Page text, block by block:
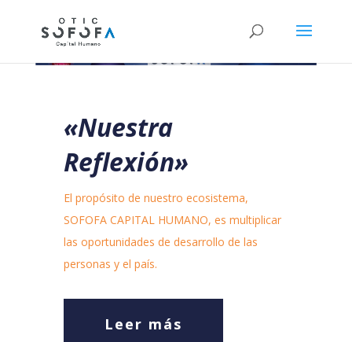
«Nuestra
Reflexión»
El propósito de nuestro ecosistema,
SOFOFA CAPITAL HUMANO, es multiplicar
las oportunidades de desarrollo de las
personas y el país.
Leer más